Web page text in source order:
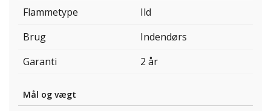
Flammetype
Ild
Brug
Indendørs
Garanti
2 år
Mål og vægt